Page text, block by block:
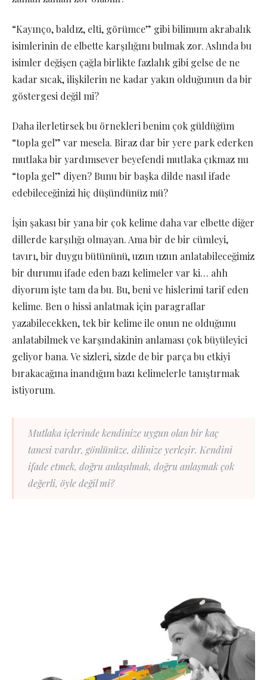
“Kayınço, baldız, elti, görümce” gibi bilimum akrabalık
isimlerinin de elbette karşılığını bulmak zor. Aslında bu
isimler değişen çağla birlikte fazlalık gibi gelse de ne
kadar sıcak, ilişkilerin ne kadar yakın olduğunun da bir
göstergesi değil mi?
Daha ilerletirsek bu örnekleri benim çok güldüğüm
“topla gel” var mesela. Biraz dar bir yere park ederken
mutlaka bir yardımsever beyefendi mutlaka çıkmaz mı
“topla gel” diyen? Bunu bir başka dilde nasıl ifade
edebileceğinizi hiç düşündünüz mü?
İşin şakası bir yana bir çok kelime daha var elbette diğer
dillerde karşılığı olmayan. Ama bir de bir cümleyi,
tavırı, bir duygu bütününü, uzun uzun anlatabileceğimiz
bir durumu ifade eden bazı kelimeler var ki… ahh
diyorum işte tam da bu. Bu, beni ve hislerimi tarif eden
kelime. Ben o hissi anlatmak için paragraflar
yazabilecekken, tek bir kelime ile onun ne olduğunu
anlatabilmek ve karşındakinin anlaması çok büyüleyici
geliyor bana. Ve sizleri, sizde de bir parça bu etkiyi
bırakacağına inandığım bazı kelimelerle tanıştırmak
istiyorum.
Mutlaka içlerinde kendinize uygun olan bir kaç
tanesi vardır, gönlünüze, dilinize yerleşir. Kendini
ifade etmek, doğru anlaşılmak, doğru anlaşmak çok
değerli, öyle değil mi?